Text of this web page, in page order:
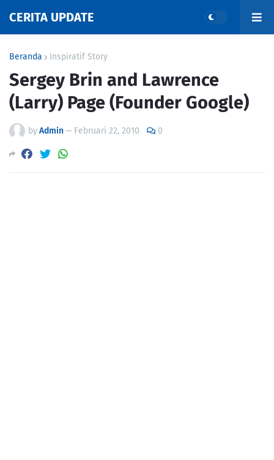
CERITA UPDATE
Beranda Inspiratif Story
Sergey Brin and Lawrence
(Larry) Page (Founder Google)
byAdmin— Februari 22, 2010 0